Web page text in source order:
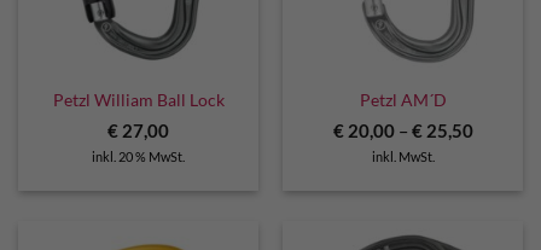
Petzl William Ball Lock
€ 27,00
inkl. 20 % MwSt.
Petzl AM´D
€20,00– €25,50
inkl. MwSt.